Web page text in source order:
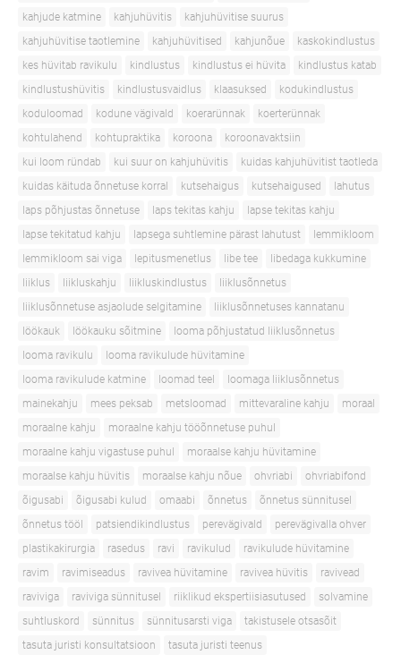
kahjude katmine
kahjuhüvitis
kahjuhüvitise suurus
kahjuhüvitise taotlemine
kahjuhüvitised kahjunõue
kaskokindlustus
kes hüvitab ravikulu
kindlustus kindlustus ei hüvita
kindlustus katab
kindlustushüvitis
kindlustusvaidlus klaasuksed
kodukindlustus
koduloomad
kodune vägivald koerarünnak
koerterünnak
kohtulahend
kohtupraktika koroona
koroonavaktsiin
kui loom ründab
kui suur on kahjuhüvitis
kuidas kahjuhüvitist taotleda
kuidas käituda õnnetuse korral
kutsehaigus kutsehaigused
lahutus
laps põhjustas õnnetuse
laps tekitas kahju
lapse tekitas kahju
lapse tekitatud kahju
lapsega suhtlemine pärast lahutust
lemmikloom
lemmikloom sai viga
lepitusmenetlus libe tee
libedaga kukkumine
liiklus
liikluskahju liikluskindlustus
liiklusõnnetus
liiklusõnnetuse asjaolude selgitamine
liiklusõnnetuses kannatanu
löökauk
löökauku sõitmine
looma põhjustatud liiklusõnnetus
looma ravikulu
looma ravikulude hüvitamine
looma ravikulude katmine
loomad teel
loomaga liiklusõnnetus
mainekahju
mees peksab metsloomad mittevaraline kahju
moraal
moraalne kahju
moraalne kahju tööõnnetuse puhul
moraalne kahju vigastuse puhul
moraalse kahju hüvitamine
moraalse kahju hüvitis
moraalse kahju nõue ohvriabi
ohvriabifond
õigusabi
õigusabi kulud omaabi õnnetus
õnnetus sünnitusel
õnnetus tööl
patsiendikindlustus perevägivald
perevägivalla ohver
plastikakirurgia
rasedus ravi ravikulud
ravikulude hüvitamine
ravim
ravimiseadus ravivea hüvitamine ravivea hüvitis
ravivead
raviviga
raviviga sünnitusel riiklikud ekspertiisiasutused
solvamine
suhtluskord
sünnitus sünnitusarsti viga
takistusele otsasõit
tasuta juristi konsultatsioon
tasuta juristi teenus